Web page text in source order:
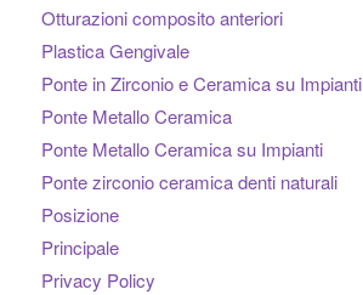
Otturazioni composito anteriori
Plastica Gengivale
Ponte in Zirconio e Ceramica su Impianti
Ponte Metallo Ceramica
Ponte Metallo Ceramica su Impianti
Ponte zirconio ceramica denti naturali
Posizione
Principale
Privacy Policy